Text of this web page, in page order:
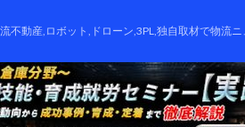
不動産,ロボット,ドローン,3PL,独自取材で物流